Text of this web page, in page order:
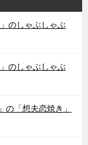
のしゃぶしゃぶ
のしゃぶしゃぶ
「想夫恋焼き」